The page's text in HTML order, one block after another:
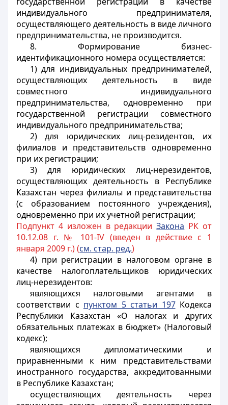
индивидуального предпринимателя,
осуществляющего деятельность в виде личного
предпринимательства, не производится.
8. Формирование бизнес-
идентификационного номера осуществляется:
1) для индивидуальных предпринимателей,
осуществляющих деятельность в виде
совместного индивидуального
предпринимательства, одновременно при
государственной регистрации совместного
индивидуального предпринимательства;
2) для юридических лиц-резидентов, их
филиалов и представительств одновременно
при их регистрации;
3) для юридических лиц-нерезидентов,
осуществляющих деятельность в Республике
Казахстан через филиалы и представительства
(с образованием постоянного учреждения),
одновременно при их учетной регистрации;
Подпункт 4 изложен в редакцииЗакона РК от
10.12.08 г. № 101-IV (введен в действие с 1
января 2009 г.) (см. стар. ред.)
4) при регистрации в налоговом органе в
качестве налогоплательщиков юридических
лиц-нерезидентов:
являющихся налоговыми агентами в
соответствии с пунктом 5 статьи 197Кодекса
Республики Казахстан «О налогах и других
обязательных платежах в бюджет» (Налоговый
кодекс);
являющихся дипломатическими и
приравненными к ним представительствами
иностранного государства, аккредитованными
в Республике Казахстан;
осуществляющих деятельность через